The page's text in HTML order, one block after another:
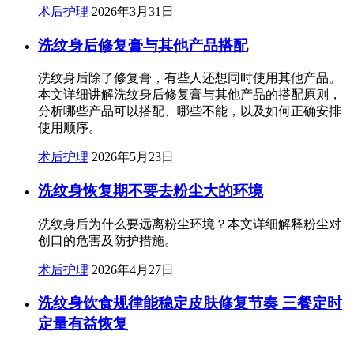
术后护理 2026年3月31日
洗纹身后修复膏与其他产品搭配
洗纹身后除了修复膏，有些人还想同时使用其他产品。
本文详细讲解洗纹身后修复膏与其他产品的搭配原则，
分析哪些产品可以搭配、哪些不能，以及如何正确安排
使用顺序。
术后护理 2026年5月23日
洗纹身恢复期不要去粉尘大的环境
洗纹身后为什么要远离粉尘环境？本文详细解释粉尘对
创口的危害及防护措施。
术后护理 2026年4月27日
洗纹身饮食规律能稳定皮肤修复节奏 三餐定时
定量有益恢复